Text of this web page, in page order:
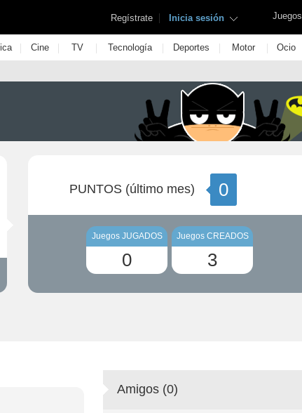
Juegos
Regístrate | Inicia sesión
| Cine | TV | Tecnología | Deportes | Motor | Ocio
PUNTOS (último mes) 0
Juegos JUGADOS
0
Juegos CREADOS
3
Amigos (0)